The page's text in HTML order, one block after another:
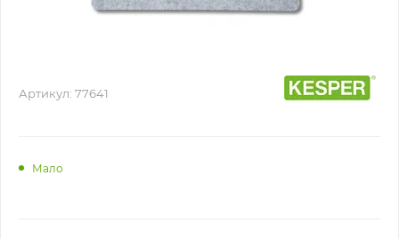
Артикул: 77641
Мало